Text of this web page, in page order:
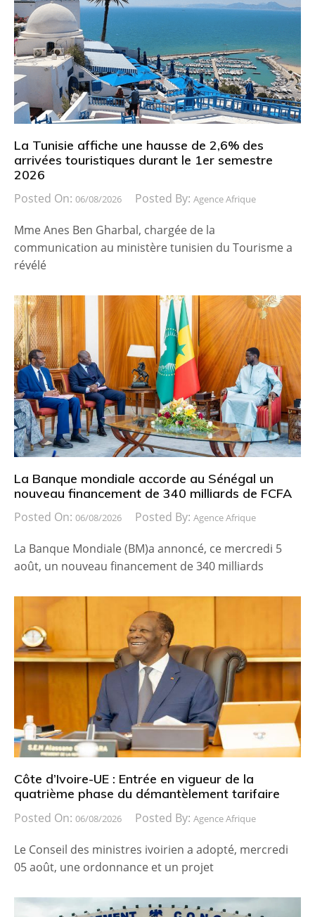
La Tunisie affiche une hausse de 2,6% des
arrivées touristiques durant le 1er semestre
2026
Posted On: 06/08/2026 Posted By: Agence Afrique
Mme Anes Ben Gharbal, chargée de la
communication au ministère tunisien du Tourisme a
révélé
La Banque mondiale accorde au Sénégal un
nouveau financement de 340 milliards de FCFA
Posted On: 06/08/2026 Posted By: Agence Afrique
La Banque Mondiale (BM)a annoncé, ce mercredi 5
août, un nouveau financement de 340 milliards
Côte d’Ivoire-UE : Entrée en vigueur de la
quatrième phase du démantèlement tarifaire
Posted On: 06/08/2026 Posted By: Agence Afrique
Le Conseil des ministres ivoirien a adopté, mercredi
05 août, une ordonnance et un projet